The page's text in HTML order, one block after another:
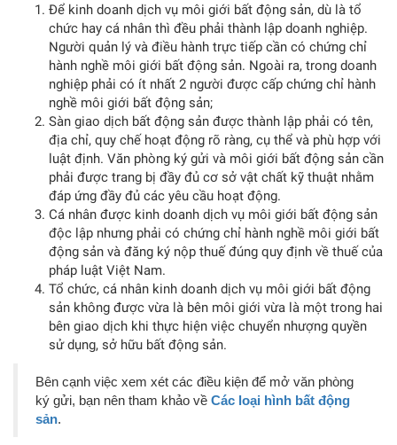
Để kinh doanh dịch vụ môi giới bất động sản, dù là tổ
chức hay cá nhân thì đều phải thành lập doanh nghiệp.
Người quản lý và điều hành trực tiếp cần có chứng chỉ
hành nghề môi giới bất động sản. Ngoài ra, trong doanh
nghiệp phải có ít nhất 2 người được cấp chứng chỉ hành
nghề môi giới bất động sản;
Sàn giao dịch bất động sản được thành lập phải có tên,
địa chỉ, quy chế hoạt động rõ ràng, cụ thể và phù hợp với
luật định. Văn phòng ký gửi và môi giới bất động sản cần
phải được trang bị đầy đủ cơ sở vật chất kỹ thuật nhằm
đáp ứng đầy đủ các yêu cầu hoạt động.
Cá nhân được kinh doanh dịch vụ môi giới bất động sản
độc lập nhưng phải có chứng chỉ hành nghề môi giới bất
động sản và đăng ký nộp thuế đúng quy định về thuế của
pháp luật Việt Nam.
Tổ chức, cá nhân kinh doanh dịch vụ môi giới bất động
sản không được vừa là bên môi giới vừa là một trong hai
bên giao dịch khi thực hiện việc chuyển nhượng quyền
sử dụng, sở hữu bất động sản.
Bên cạnh việc xem xét các điều kiện để mở văn phòng
ký gửi, bạn nên tham khảo về Các loại hình bất động
sản.